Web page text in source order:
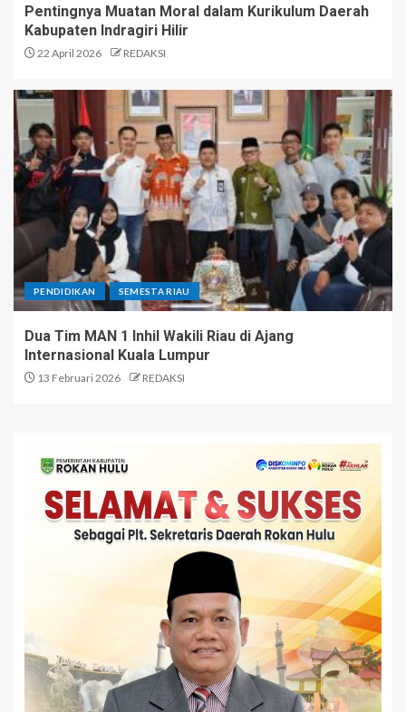
Pentingnya Muatan Moral dalam Kurikulum Daerah
Kabupaten Indragiri Hilir
22 April 2026 REDAKSI
PENDIDIKAN SEMESTA RIAU
Dua Tim MAN 1 Inhil Wakili Riau di Ajang
Internasional Kuala Lumpur
13 Februari 2026 REDAKSI